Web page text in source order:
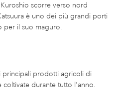
scorre verso nord
è uno dei più grandi porti
per il suo maguro.
principali prodotti agricoli di
coltivate durante tutto l'anno.